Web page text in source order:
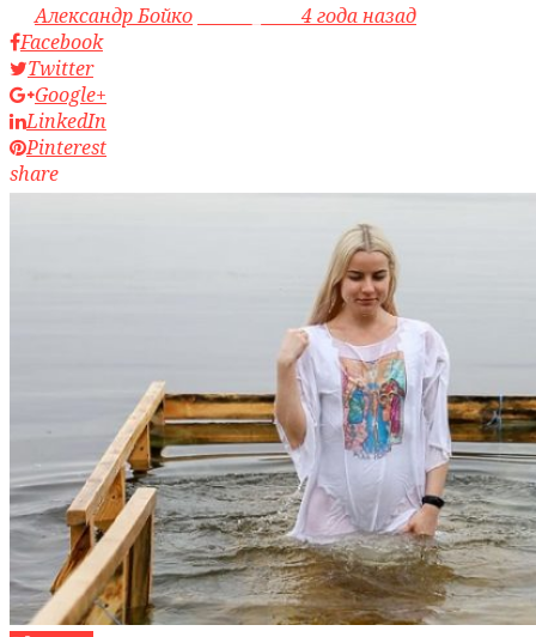
byАлександр Бойко
4 года назад
Facebook
Twitter
Google+
LinkedIn
Pinterest
share